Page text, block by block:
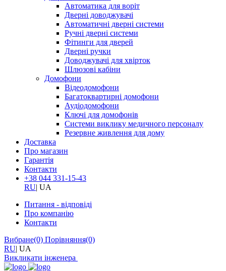
Автоматика для воріт
Дверні доводжувачі
Автоматичні дверні системи
Ручні дверні системи
Фітинги для дверей
Дверні ручки
Доводжувачі для хвірток
Шлюзові кабіни
Домофони
Відеодомофони
Багатоквартирні домофони
Аудіодомофони
Ключі для домофонів
Системи виклику медичного персоналу
Резервне живлення для дому
Доставка
Про магазин
Гарантія
Контакти
+38 044 331-15-43
RU| UA
Питання - відповіді
Про компанію
Контакти
Вибране(0) Порівняння(0)
RU| UA
Викликати інженера